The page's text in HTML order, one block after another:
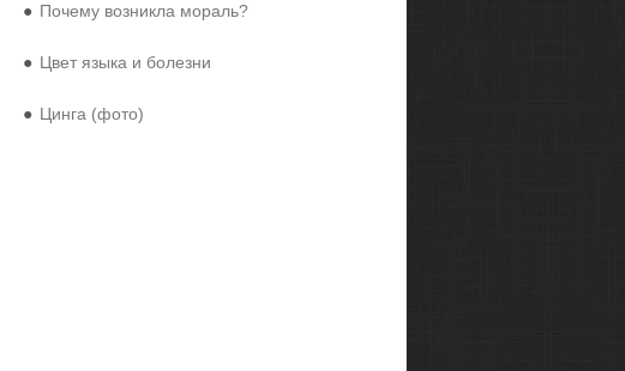
● Почему возникла мораль?
● Цвет языка и болезни
● Цинга (фото)